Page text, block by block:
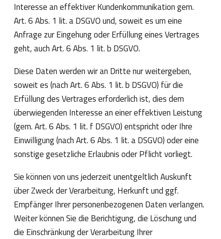
Interesse an effektiver Kundenkommunikation gem.
Art. 6 Abs. 1 lit. a DSGVO und, soweit es um eine
Anfrage zur Eingehung oder Erfüllung eines Vertrages
geht, auch Art. 6 Abs. 1 lit. b DSGVO.
Diese Daten werden wir an Dritte nur weitergeben,
soweit es (nach Art. 6 Abs. 1 lit. b DSGVO) für die
Erfüllung des Vertrages erforderlich ist, dies dem
überwiegenden Interesse an einer effektiven Leistung
(gem. Art. 6 Abs. 1 lit. f DSGVO) entspricht oder Ihre
Einwilligung (nach Art. 6 Abs. 1 lit. a DSGVO) oder eine
sonstige gesetzliche Erlaubnis oder Pflicht vorliegt.
Sie können von uns jederzeit unentgeltlich Auskunft
über Zweck der Verarbeitung, Herkunft und ggf.
Empfänger Ihrer personenbezogenen Daten verlangen.
Weiter können Sie die Berichtigung, die Löschung und
die Einschränkung der Verarbeitung Ihrer